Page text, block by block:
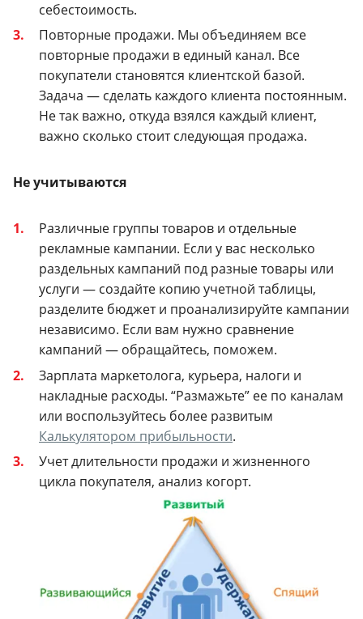
себестоимость.
Повторные продажи. Мы объединяем все
повторные продажи в единый канал. Все
покупатели становятся клиентской базой.
Задача — сделать каждого клиента постоянным.
Не так важно, откуда взялся каждый клиент,
важно сколько стоит следующая продажа.
Не учитываются
Различные группы товаров и отдельные
рекламные кампании. Если у вас несколько
раздельных кампаний под разные товары или
услуги — создайте копию учетной таблицы,
разделите бюджет и проанализируйте кампании
независимо. Если вам нужно сравнение
кампаний — обращайтесь, поможем.
Зарплата маркетолога, курьера, налоги и
накладные расходы. “Размажьте” ее по каналам
или воспользуйтесь более развитым
Калькулятором прибыльности.
Учет длительности продажи и жизненного
цикла покупателя, анализ когорт.